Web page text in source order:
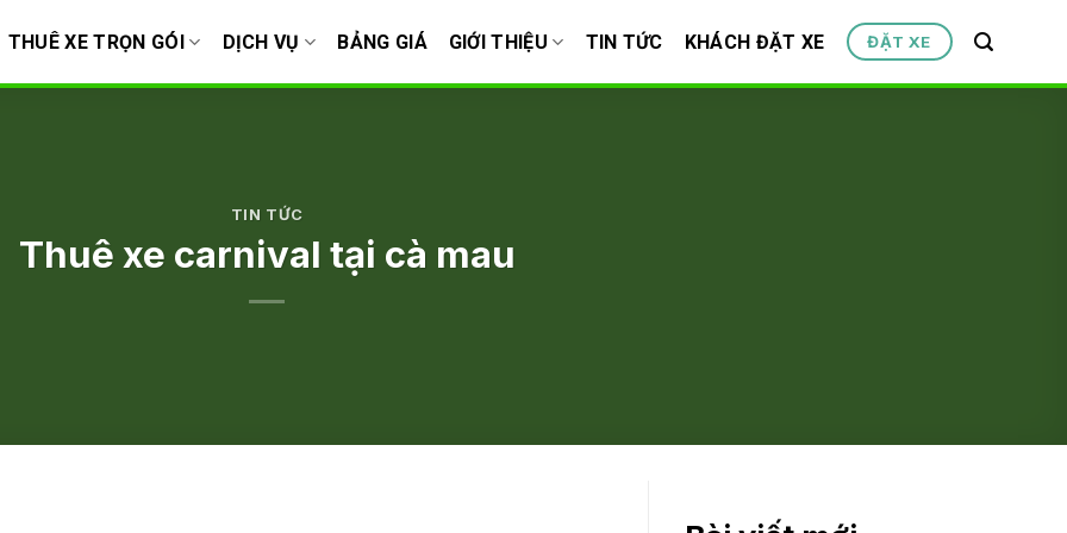
THUÊ XE TRỌN GÓI DỊCH VỤ BẢNG GIÁ GIỚI THIỆU TIN TỨC KHÁCH ĐẶT XE ĐẶT XE
TIN TỨC
Thuê xe carnival tại cà mau